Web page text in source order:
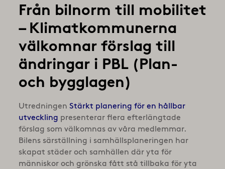
Från bilnorm till mobilitet
– Klimatkommunerna
välkomnar förslag till
ändringar i PBL (Plan-
och bygglagen)
Utredningen Stärkt planering för en hållbar
utveckling presenterar flera efterlängtade
förslag som välkomnas av våra medlemmar.
Bilens särställning i samhällsplaneringen har
skapat städer och samhällen där yta för
människor och grönska fått stå tillbaka för yta